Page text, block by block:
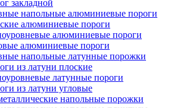
закладной
напольные алюминиевые пороги
алюминиевые пороги
алюминиевые пороги
алюминиевые пороги
напольные латунные порожки
из латуни плоские
латунные пороги
из латуни угловые
напольные порожки